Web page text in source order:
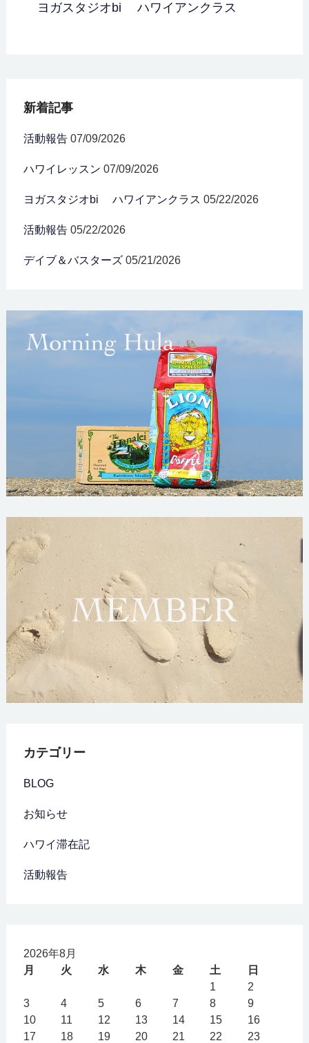
ヨガスタジオbi ハワイアンクラス
新着記事
活動報告 07/09/2026
ハワイレッスン 07/09/2026
ヨガスタジオbi ハワイアンクラス 05/22/2026
活動報告 05/22/2026
デイブ＆バスターズ 05/21/2026
カテゴリー
BLOG
お知らせ
ハワイ滞在記
活動報告
2026年8月
月
火 水 木 金 土
日
1
2
3
4 5 6 7 8
9
10
11 12 13 14 15
16
17
18 19 20 21 22 23